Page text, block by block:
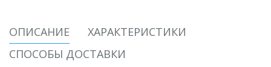
ОПИСАНИЕ
ХАРАКТЕРИСТИКИ
СПОСОБЫ ДОСТАВКИ